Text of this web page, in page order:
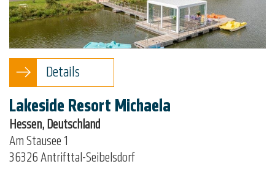
Details
Lakeside Resort Michaela
Hessen, Deutschland
Am Stausee 1
36326 Antrifttal-Seibelsdorf